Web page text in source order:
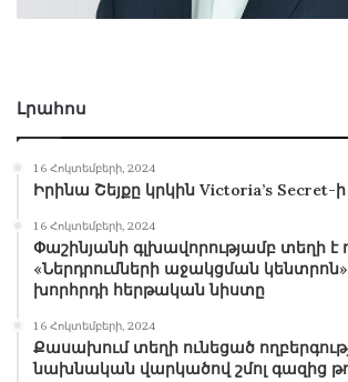
Լրահոս
16 Հոկտեմբերի, 2024
Իրինա Շեյքը կրկին Victoria’s Secret-
16 Հոկտեմբերի, 2024
Փաշինյանի գլխավորությամբ տեղի է
«Ներդրումների աջակցման
խորհրդի հերթական նիստը
16 Հոկտեմբերի, 2024
Քասախում տեղի ունեցած
նախնական վարկածով շմոլ գազից